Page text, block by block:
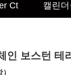
Ct 캘린
인 보스턴 테